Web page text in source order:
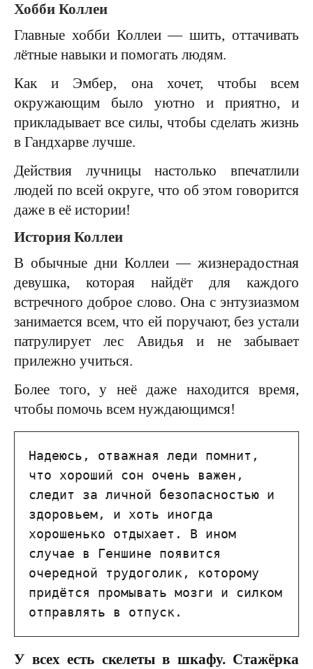
Хобби Коллеи
Главные хобби Коллеи — шить, оттачивать
лётные навыки и помогать людям.
Как и Эмбер, она хочет, чтобы всем
окружающим было уютно и приятно, и
прикладывает все силы, чтобы сделать жизнь
в Гандхарве лучше.
Действия лучницы настолько впечатлили
людей по всей округе, что об этом говорится
даже в её истории!
История Коллеи
В обычные дни Коллеи — жизнерадостная
девушка, которая найдёт для каждого
встречного доброе слово. Она с энтузиазмом
занимается всем, что ей поручают, без устали
патрулирует лес Авидья и не забывает
прилежно учиться.
Более того, у неё даже находится время,
чтобы помочь всем нуждающимся!
Надеюсь, отважная леди помнит,
что хороший сон очень важен,
следит за личной безопасностью и
здоровьем, и хоть иногда
хорошенько отдыхает. В ином
случае в Геншине появится
очередной трудоголик, которому
придётся промывать мозги и силком
отправлять в отпуск.
У всех есть скелеты в шкафу. Стажёрка